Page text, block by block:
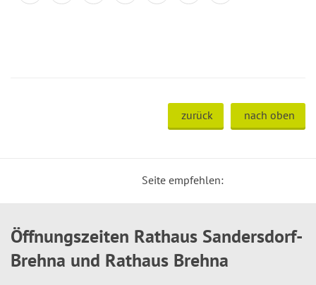
zurück nach oben
Seite empfehlen:
Öffnungszeiten Rathaus Sandersdorf-
Brehna und Rathaus Brehna